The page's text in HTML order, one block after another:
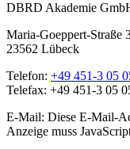
DBRD Akademie
Maria-Goeppert-Straße
23562 Lübeck
Telefon: +49 451-3 05
Telefax: +49 451-3 05
E-Mail: Diese E-Mail-
Anzeige muss